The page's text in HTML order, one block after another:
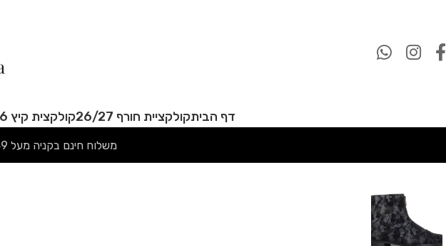
דף הביתקולקציית חורף 26/27 קולקצית קיץ 26
משלוח חינם בקניה מעל 349 ש"ח והחלפה ראשונה חינם